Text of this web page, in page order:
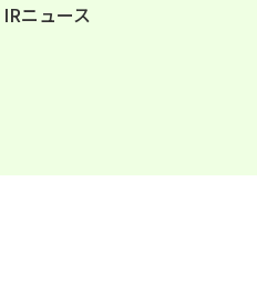
IRニュース